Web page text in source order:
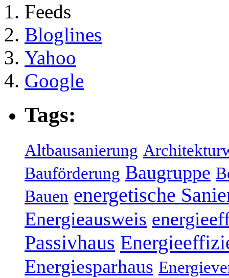
Feeds
Bloglines
Yahoo
Google
Tags:
Altbausanierung
Bauförderung Baugruppe
Bauen energetische
Energieausweis
Passivhaus
Energiesparhaus